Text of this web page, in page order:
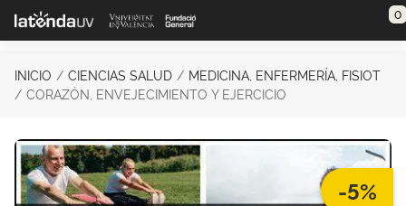
Saltar al contenido principal 0
INICIO CIENCIAS SALUD
MEDICINA, ENFERMERÍA, FISIOT
CORAZÓN, ENVEJECIMIENTO Y EJERCICIO
-5%